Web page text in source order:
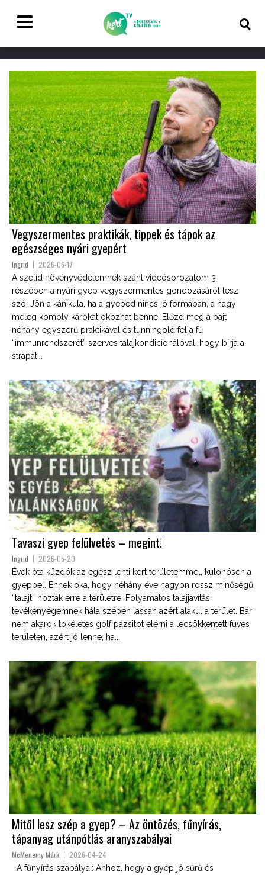
Vegyszermentes praktikák, tippek és tápok az
egészséges nyári gyepért
Ingrid 2026-06-17
A szelíd növényvédelemnek szánt videósorozatom 3
részében a nyári gyep vegyszermentes gondozásáról lesz
szó. Jön a kánikula, ha a gyeped nincs jó formában, a nagy
meleg komoly károkat okozhat benne. Előzd meg a bajt
néhány egyszerű praktikával és tunningold fel a fű
“immunrendszerét” szerves talajkondicionálóval, hogy bírja a
strapát...
Tavaszi gyep felülvetés – megint!
Ingrid 2026-05-20
Évek óta küzdök az egész lenti kert területemmel, különösen a
gyeppel. Ennek oka, hogy néhány éve nagyon rossz minőségű
“talajt” hoztak erre a területre. Folyamatos talajjavítási
tevékenyégemnek hála szépen lassan azért alakul a terület. Bár
nem akarok tökéletes golf pázsitot elérni a lecsökkentett füves
területen, azért jó lenne, ha...
Mitől lesz szép a gyep? – Az öntözés, fűnyírás,
tápanyag utánpótlás aranyszabályai
McMenemy Márk 2026-04-24
A fűnyírás szabályai: Ahhoz, hogy a gyep jó sűrű és